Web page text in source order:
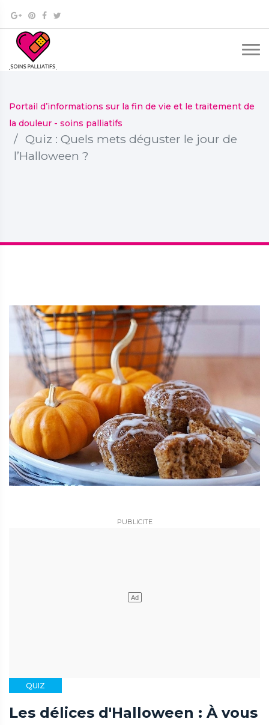
Portail d’informations sur la fin de vie et le traitement de
la douleur - soins palliatifs
Quiz : Quels mets déguster le jour de
l’Halloween ?
QUIZ
Les délices d'Halloween : À vous